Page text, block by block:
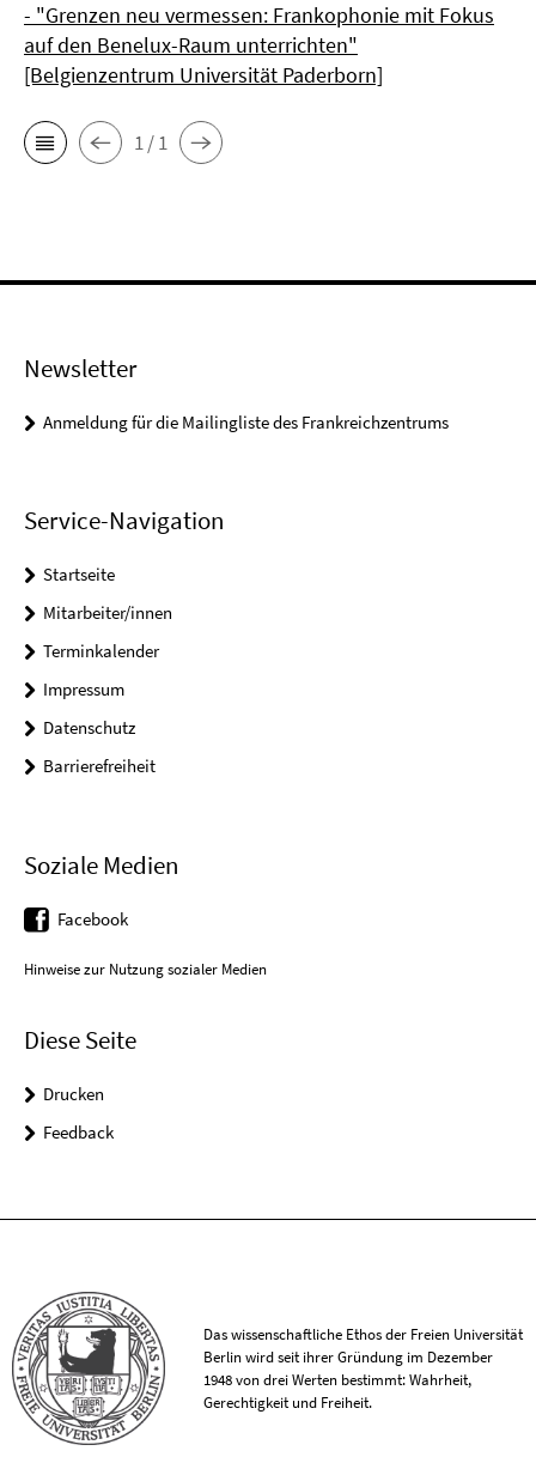
- "Grenzen neu vermessen: Frankophonie mit Fokus
auf den Benelux-Raum unterrichten"
[Belgienzentrum Universität Paderborn]
1 / 1
Newsletter
Anmeldung für die Mailingliste des Frankreichzentrums
Service-Navigation
Startseite
Mitarbeiter/innen
Terminkalender
Impressum
Datenschutz
Barrierefreiheit
Soziale Medien
Facebook
Hinweise zur Nutzung sozialer Medien
Diese Seite
Drucken
Feedback
Das wissenschaftliche Ethos der Freien Universität
Berlin wird seit ihrer Gründung im Dezember
1948 von drei Werten bestimmt: Wahrheit,
Gerechtigkeit und Freiheit.